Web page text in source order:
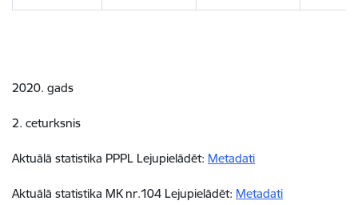
2020. gads
2. ceturksnis
Aktuālā statistika PPPL Lejupielādēt: Metadati
Aktuālā statistika MK nr.104 Lejupielādēt: Metadati